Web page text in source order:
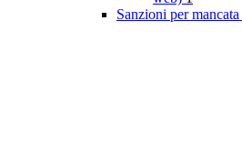
Sanzioni per